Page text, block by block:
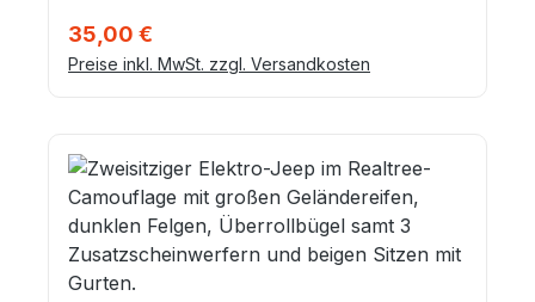
35,00 €
Preise inkl. MwSt. zzgl. Versandkosten